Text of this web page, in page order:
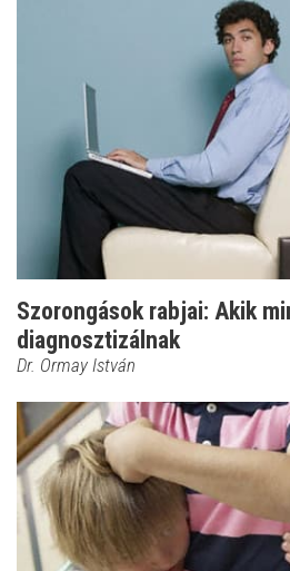
Szorongások rabjai: Akik
diagnosztizálnak
Dr. Ormay István